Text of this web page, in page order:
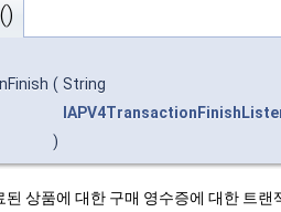
( String
)
된 상품에 대한 구매 영수증에 대한 트랜